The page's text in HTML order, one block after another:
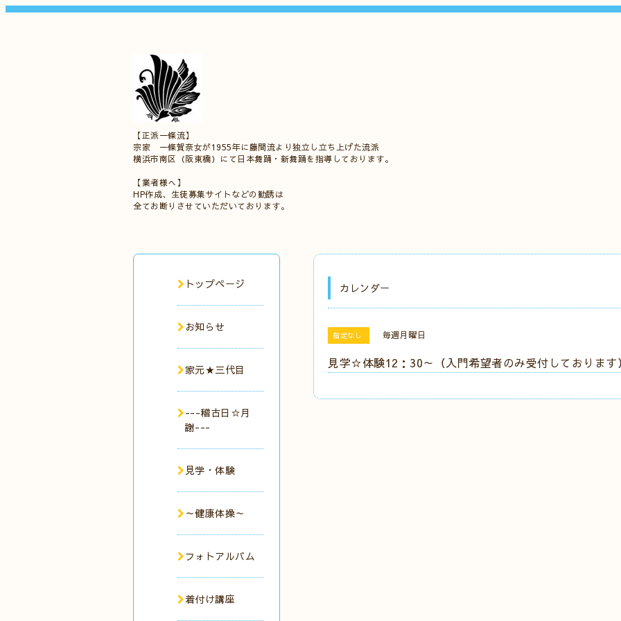
【正派一條流】
宗家 一條賀奈女が1955年に藤間流より独立し立ち上げた流派
横浜市南区（阪東橋）にて日本舞踊・新舞踊を指導しております。
【業者様へ】
HP作成、生徒募集サイトなどの勧誘は
全てお断りさせていただいております。
カレンダー
指定なし 毎週月曜日
見学☆体験12：30～（入門希望者のみ受付しております
トップページ
お知らせ
家元★三代目
---稽古日☆月
謝---
見学・体験
～健康体操～
フォトアルバム
着付け講座